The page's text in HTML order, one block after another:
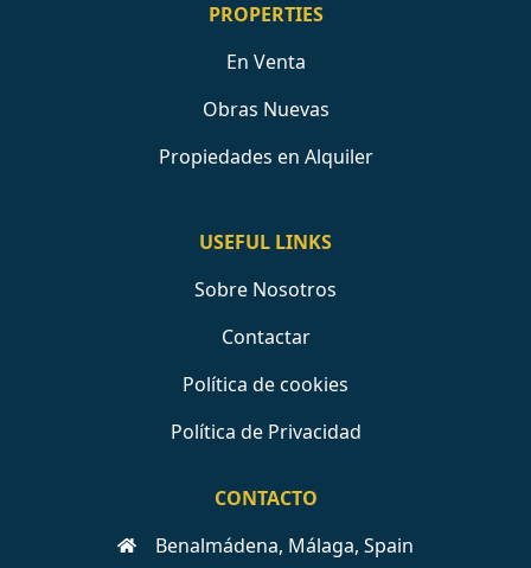
PROPERTIES
En Venta
Obras Nuevas
Propiedades en Alquiler
USEFUL LINKS
Sobre Nosotros
Contactar
Política de cookies
Política de Privacidad
CONTACTO
Benalmádena, Málaga, Spain